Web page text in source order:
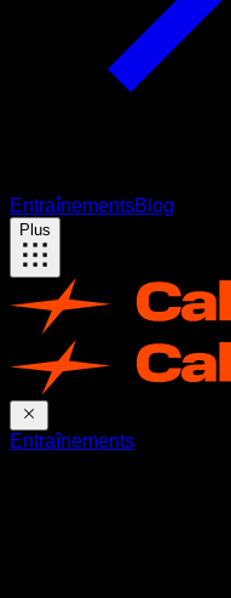
EntraînementsBlog
Plus
Entraînements